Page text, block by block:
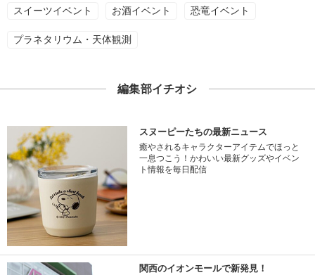
スイーツイベント お酒イベント 恐竜イベント
プラネタリウム・天体観測
編集部イチオシ
スヌーピーたちの最新ニュース
癒やされるキャラクターアイテムでほっと
一息つこう！かわいい最新グッズやイベン
ト情報を毎日配信
関西のイオンモールで新発見！